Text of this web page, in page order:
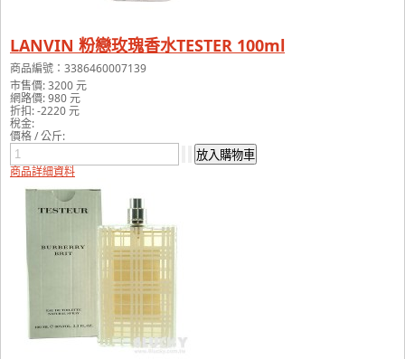
LANVIN 粉戀玫瑰香水TESTER 100ml
商品編號：3386460007139
市售價:3200 元
網路價:980 元
折扣:-2220 元
稅金:
價格 / 公斤:
商品詳細資料